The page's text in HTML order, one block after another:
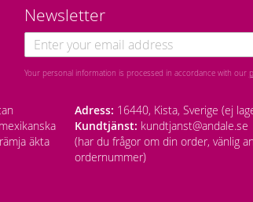
Newsletter
Your personal information is processed in accordance with our
äkta
Adress: 16440, Kista, Sverige (ej
Kundtjänst: kundtjanst@andale.se
(har du frågor om din order, vänlig
ordernummer)